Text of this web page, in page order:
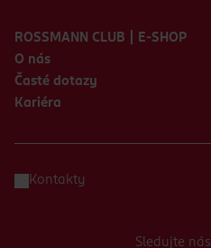
ROSSMANN CLUB | E-SHOP
O nás
Časté dotazy
Kariéra
Kontakty
Sledujte nás